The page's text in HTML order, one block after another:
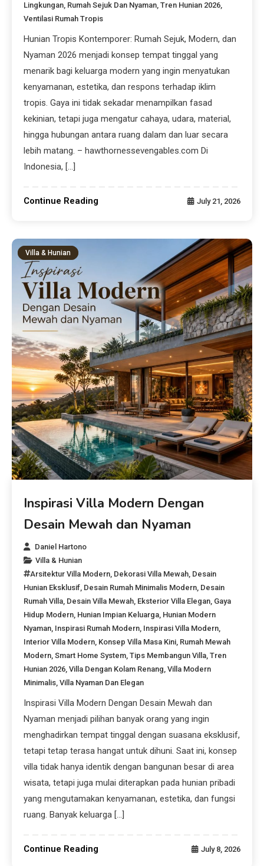
Lingkungan, Rumah Sejuk Dan Nyaman,Tren Hunian 2026,
Ventilasi Rumah Tropis
Hunian Tropis Kontemporer: Rumah Sejuk, Modern, dan
Nyaman 2026 menjadi konsep tempat tinggal yang
menarik bagi keluarga modern yang ingin menyatukan
kenyamanan, estetika, dan respons terhadap iklim
tropis. Gaya ini tidak sekadar menampilkan fasad
kekinian, tetapi juga mengatur cahaya, udara, material,
hingga hubungan antara ruang dalam dan luar secara
lebih matang. – hawthornessevengables.com Di
Indonesia, […]
Continue Reading July 21, 2026
Villa & Hunian
Inspirasi Villa Modern Dengan
Desain Mewah dan Nyaman
Daniel Hartono
Villa & Hunian
Arsitektur Villa Modern Dekorasi Villa Mewah Desain
Hunian Eksklusif Desain Rumah Minimalis Modern Desain
Rumah Villa Desain Villa Mewah Eksterior Villa Elegan Gaya
Hidup Modern Hunian Impian Keluarga Hunian Modern
Nyaman Inspirasi Rumah Modern Inspirasi Villa Modern
Interior Villa Modern Konsep Villa Masa Kini Rumah Mewah
Modern ,Smart Home System ,Tips Membangun Villa ,Tren
Hunian 2026 ,Villa Dengan Kolam Renang ,Villa Modern
Minimalis ,Villa Nyaman Dan Elegan
Inspirasi Villa Modern Dengan Desain Mewah dan
Nyaman menjadi pilihan banyak orang yang ingin
menghadirkan tempat tinggal dengan suasana eksklusif,
tetapi tetap terasa hangat untuk dihuni. Saat ini, konsep
villa tidak hanya identik dengan bangunan besar di area
wisata, tetapi juga mulai diterapkan pada hunian pribadi
yang mengutamakan kenyamanan, estetika, dan fungsi
ruang. Banyak keluarga […]
Continue Reading July 8, 2026